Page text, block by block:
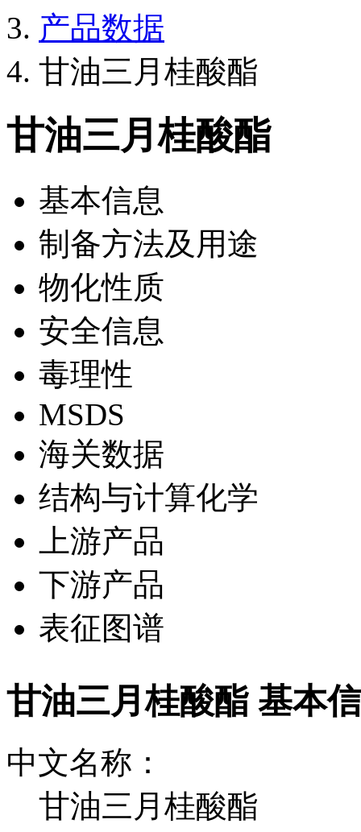
产品数据
甘油三月桂酸酯
甘油三月桂酸酯
基本信息
制备方法及用途
物化性质
安全信息
毒理性
MSDS
海关数据
结构与计算化学
上游产品
下游产品
表征图谱
甘油三月桂酸酯 基本
中文名称：
甘油三月桂酸酯